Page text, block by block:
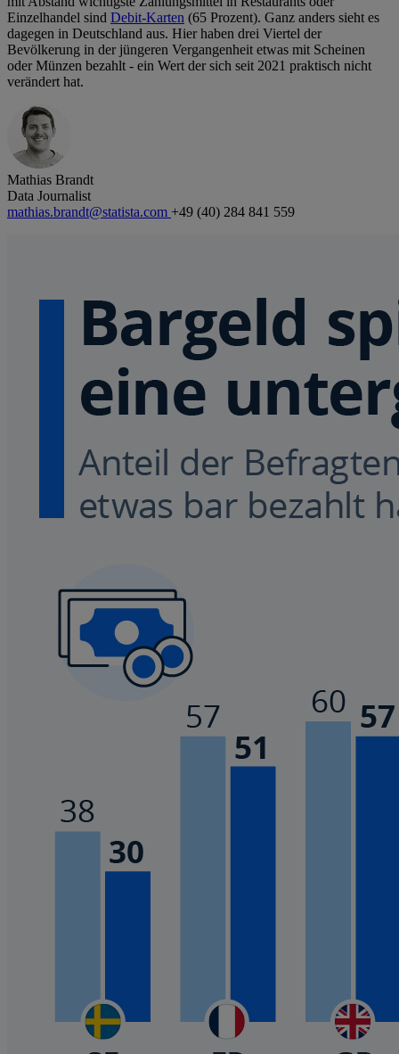
Einzelhandel sind Debit-Karten (65 Prozent). Ganz anders sieht es
dagegen in Deutschland aus. Hier haben drei Viertel der
Bevölkerung in der jüngeren Vergangenheit etwas mit Scheinen
oder Münzen bezahlt - ein Wert der sich seit 2021 praktisch nicht
verändert hat.
Mathias Brandt
Data Journalist
mathias.brandt@statista.com +49 (40) 284 841 559